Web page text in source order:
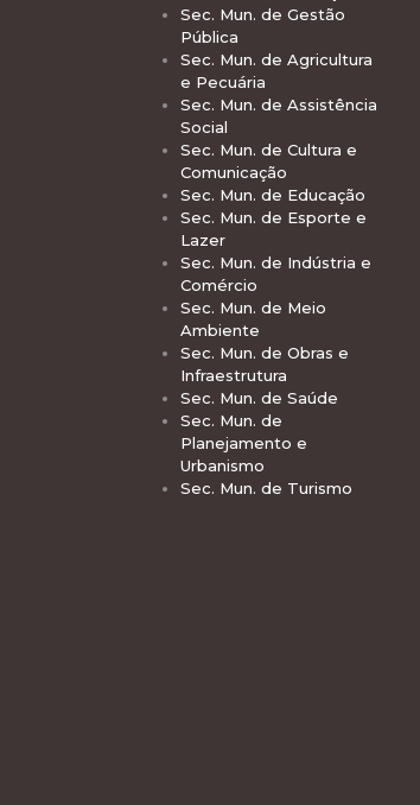
Sec. Mun. de Gestão
Pública
Sec. Mun. de Agricultura
e Pecuária
Sec. Mun. de Assistência
Social
Sec. Mun. de Cultura e
Comunicação
Sec. Mun. de Educação
Sec. Mun. de Esporte e
Lazer
Sec. Mun. de Indústria e
Comércio
Sec. Mun. de Meio
Ambiente
Sec. Mun. de Obras e
Infraestrutura
Sec. Mun. de Saúde
Sec. Mun. de
Planejamento e
Urbanismo
Sec. Mun. de Turismo